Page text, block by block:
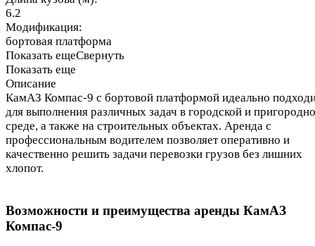
6.2
Модификация:
бортовая платформа
Показать ещеСвернуть
Показать еще
Описание
КамАЗ Компас-9 с бортовой платформой идеально
для выполнения различных задач в городской и
среде, а также на строительных объектах. Аренда с
профессиональным водителем позволяет оперативно и
качественно решить задачи перевозки грузов без лишних
хлопот.
Возможности и преимущества аренды КамАЗ
Компас-9